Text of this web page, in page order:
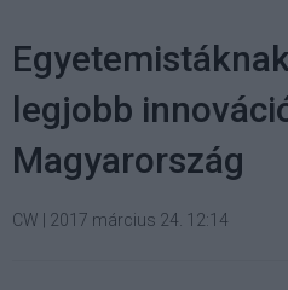
legjobb
Magyarország
CW 2017 március 24. 12:14